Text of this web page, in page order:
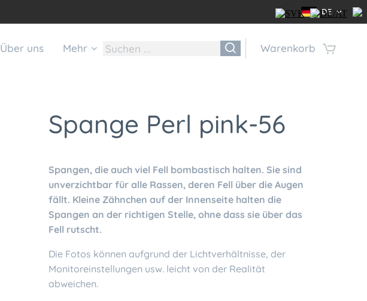
DE
Über uns Mehr Warenkorb
Spange Perl pink-56
Spangen, die auch viel Fell bombastisch halten. Sie sind
unverzichtbar für alle Rassen, deren Fell über die Augen
fällt. Kleine Zähnchen auf der Innenseite halten die
Spangen an der richtigen Stelle, ohne dass sie über das
Fell rutscht.
Die Fotos können aufgrund der Lichtverhältnisse, der
Monitoreinstellungen usw. leicht von der Realität
abweichen.